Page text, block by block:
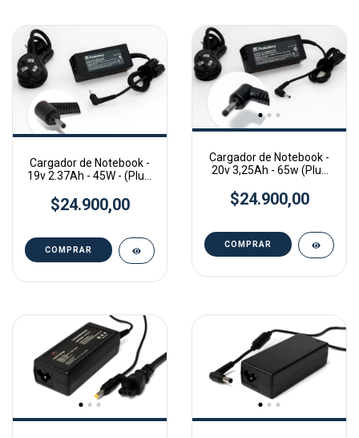
Cargador de Notebook -
19v 2.37Ah - 45W - (Plug:
$24.900,00
Cargador de Notebook -
20v 3,25Ah - 65w (Plug
$24.900,00